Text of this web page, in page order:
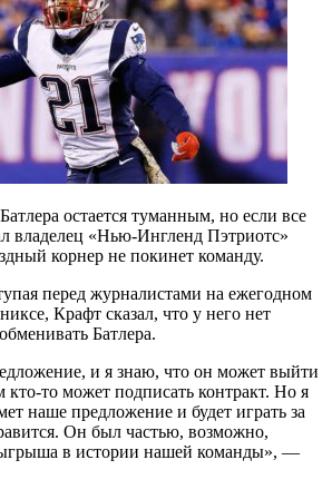
остается туманным, но если все
владелец «Нью-Ингленд Пэтриотс»
корнер не покинет команду.
перед журналистами на ежегодном
Крафт сказал, что у него нет
Батлера.
и я знаю, что он может выйти
то может подписать контракт. Но я
наше предложение и будет играть за
Он был частью, возможно,
в истории нашей команды», —